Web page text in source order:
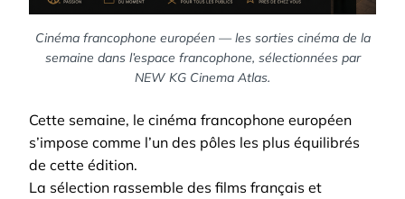
Cinéma francophone européen — les sorties cinéma de la
semaine dans l’espace francophone, sélectionnées par
NEW KG Cinema Atlas.
Cette semaine, le cinéma francophone européen
s’impose comme l’un des pôles les plus équilibrés
de cette édition.
La sélection rassemble des films français et